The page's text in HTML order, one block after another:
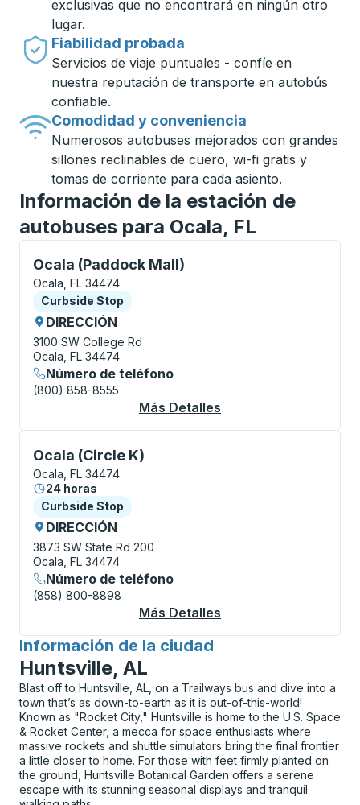
exclusivas que no encontrará en ningún otro
lugar.
Fiabilidad probada
Servicios de viaje puntuales - confíe en
nuestra reputación de transporte en autobús
confiable.
Comodidad y conveniencia
Numerosos autobuses mejorados con grandes
sillones reclinables de cuero, wi-fi gratis y
tomas de corriente para cada asiento.
Información de la estación de
autobuses para Ocala, FL
Ocala (Paddock Mall)
Curbside Stop, utilice las teclas de flecha o la tecla
Ocala, FL 34474
Curbside Stop
Curbside Stop
DIRECCIÓN
3100 SW College Rd
Ocala, FL 34474
Número de teléfono
(800) 858-8555
Más Detalles
Ocala (Circle K)
Curbside Stop, utilice las teclas de flecha o la tecla
Ocala, FL 34474
24 horas
Curbside Stop
Curbside Stop
DIRECCIÓN
3873 SW State Rd 200
Ocala, FL 34474
Número de teléfono
(858) 800-8898
Más Detalles
Información de la ciudad
para
Huntsville, AL
Blast off to Huntsville, AL, on a Trailways bus and dive into a
town that’s as down-to-earth as it is out-of-this-world!
Known as "Rocket City," Huntsville is home to the U.S. Space
& Rocket Center, a mecca for space enthusiasts where
massive rockets and shuttle simulators bring the final frontier
a little closer to home. For those with feet firmly planted on
the ground, Huntsville Botanical Garden offers a serene
escape with its stunning seasonal displays and tranquil